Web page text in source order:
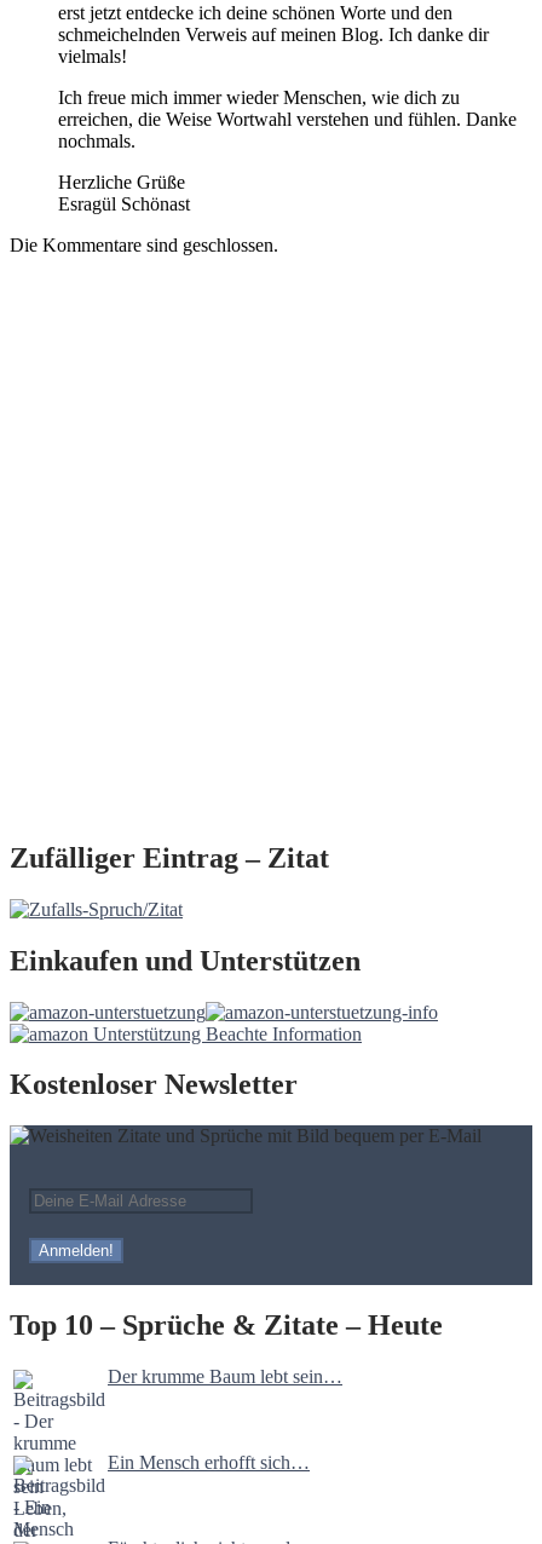
erst jetzt entdecke ich deine schönen Worte und den
schmeichelnden Verweis auf meinen Blog. Ich danke dir
vielmals!
Ich freue mich immer wieder Menschen, wie dich zu
erreichen, die Weise Wortwahl verstehen und fühlen. Danke
nochmals.
Herzliche Grüße
Esragül Schönast
Die Kommentare sind geschlossen.
Zufälliger Eintrag – Zitat
Einkaufen und Unterstützen
Kostenloser Newsletter
Top 10 – Sprüche & Zitate – Heute
Der krumme Baum lebt sein…
Ein Mensch erhofft sich…